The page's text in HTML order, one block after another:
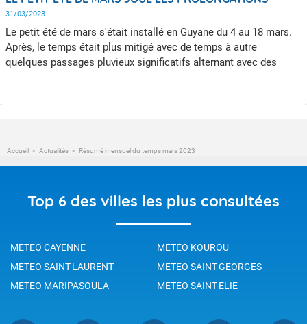
31/03/2023
Le petit été de mars s'était installé en Guyane du 4 au 18 mars.
Après, le temps était plus mitigé avec de temps à autre
quelques passages pluvieux significatifs alternant avec des
petit été de mars joue donc les prolongations en ce début de
Accueil Actualités Résumé mensuel du temps mars 2023
Top 6 des villes les plus consultées
METEO CAYENNE
METEO KOUROU
METEO SAINT-LAURENT
METEO SAINT-GEORGES
METEO MARIPASOULA
METEO SAINT-ELIE